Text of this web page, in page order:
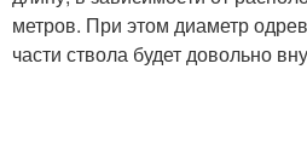
метров. При этом диаметр
части ствола будет довольно